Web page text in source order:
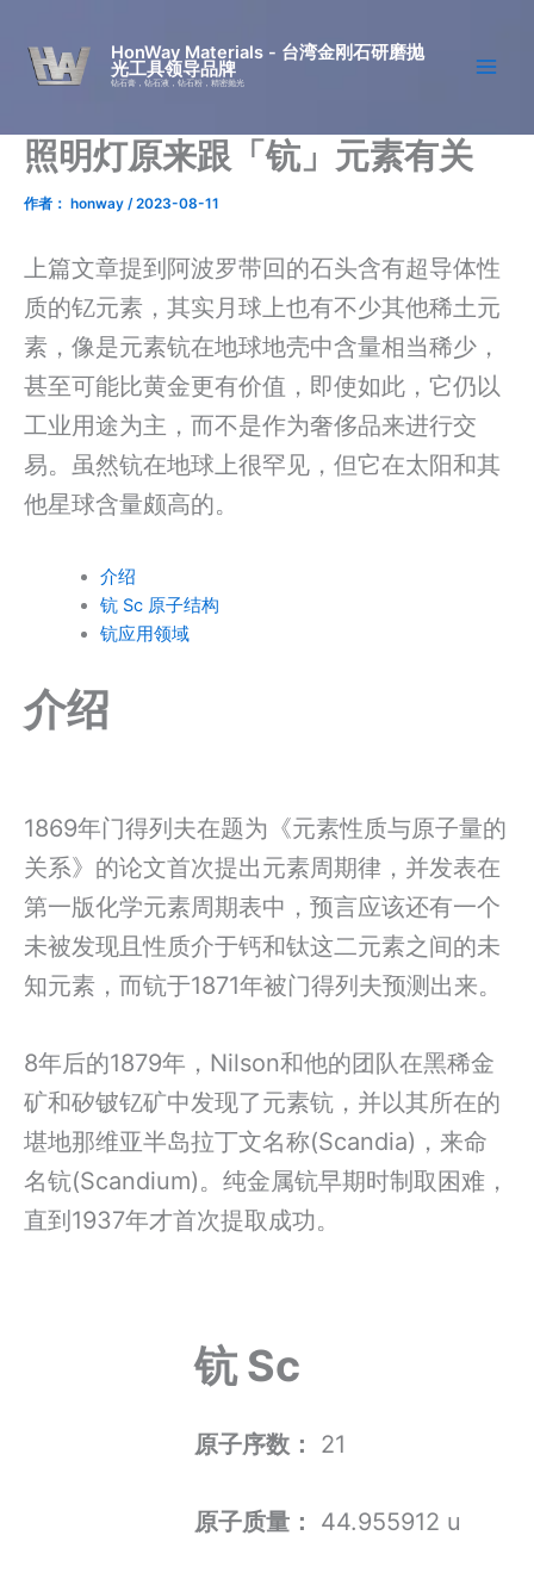
HonWay Materials - 台湾金刚石研磨抛
光工具领导品牌
钻石膏，钻石液，钻石粉，精密抛光
照明灯原来跟「钪」元素有关
作者： honway /2023-08-11
上篇文章提到阿波罗带回的石头含有超导体性
质的钇元素，其实月球上也有不少其他稀土元
素，像是元素钪在地球地壳中含量相当稀少，
甚至可能比黄金更有价值，即使如此，它仍以
工业用途为主，而不是作为奢侈品来进行交
易。虽然钪在地球上很罕见，但它在太阳和其
他星球含量颇高的。
介绍
钪 Sc 原子结构
钪应用领域
介绍
1869年门得列夫在题为《元素性质与原子量的
关系》的论文首次提出元素周期律，并发表在
第一版化学元素周期表中，预言应该还有一个
未被发现且性质介于钙和钛这二元素之间的未
知元素，而钪于1871年被门得列夫预测出来。
8年后的1879年，Nilson和他的团队在黑稀金
矿和矽铍钇矿中发现了元素钪，并以其所在的
堪地那维亚半岛拉丁文名称(Scandia)，来命
名钪(Scandium)。纯金属钪早期时制取困难，
直到1937年才首次提取成功。
钪 Sc
原子序数： 21
原子质量： 44.955912 u